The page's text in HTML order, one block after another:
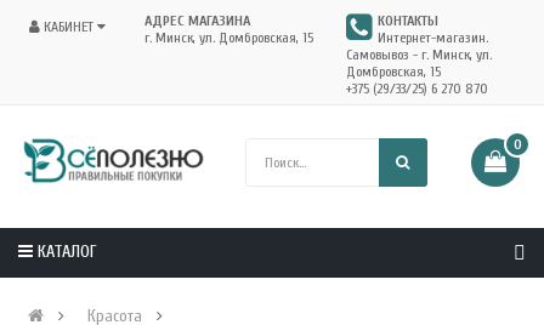
КАБИНЕТ
АДРЕС МАГАЗИНА
г. Минск, ул. Домбровская, 15
КОНТАКТЫ
Интернет-магазин.
Самовывоз - г. Минск, ул.
Домбровская, 15
+375 (29/33/25) 6 270 870
0
КАТАЛОГ
Красота